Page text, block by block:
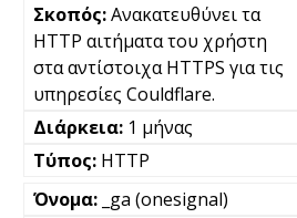
Ανακατευθύνει τα
HTTP αιτήματα του χρήστη
στα αντίστοιχα HTTPS για τις
υπηρεσίες Couldflare.
1 μήνας
HTTP
_ga (onesignal)